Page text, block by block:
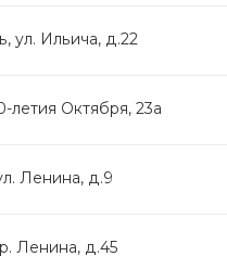
ул. Ильича, д.22
летия Октября, 23а
Ленина, д.9
Ленина, д.45